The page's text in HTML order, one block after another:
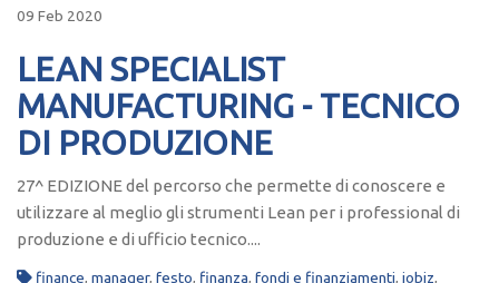
09 Feb 2020
LEAN SPECIALIST
MANUFACTURING - TECNICO
DI PRODUZIONE
27^ EDIZIONE del percorso che permette di conoscere e
utilizzare al meglio gli strumenti Lean per i professional di
produzione e di ufficio tecnico....
finance, manager, festo, finanza, fondi e finanziamenti, jobiz,